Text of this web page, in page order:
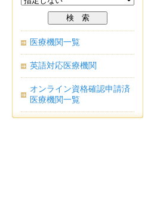
医療機関一覧
英語対応医療機関
オンライン資格確認申請済
医療機関一覧